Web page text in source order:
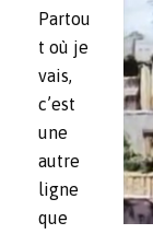
Partou
t où je
vais,
c’est
une
autre
ligne
que